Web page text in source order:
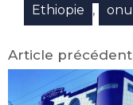
Ethiopie , onu
Article précédent